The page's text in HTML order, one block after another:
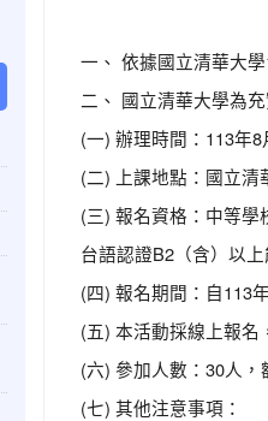
一、 依據國立清華大
二、 國立清華大學為
(一) 辦理時間：113年
(二) 上課地點：國立清
(三) 報名資格：中等
台語認證B2（含）以上
(四) 報名期間：自113
(五) 本活動採線上報名
(六) 參加人數：30人，
(七) 其他注意事項：